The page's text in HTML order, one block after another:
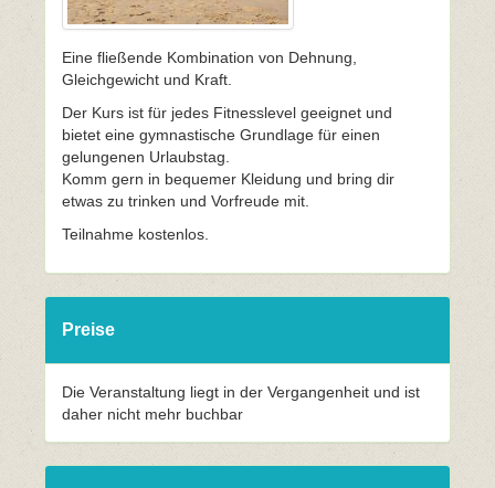
Eine fließende Kombination von Dehnung,
Gleichgewicht und Kraft.
Der Kurs ist für jedes Fitnesslevel geeignet und
bietet eine gymnastische Grundlage für einen
gelungenen Urlaubstag.
Komm gern in bequemer Kleidung und bring dir
etwas zu trinken und Vorfreude mit.
Teilnahme kostenlos.
Preise
Die Veranstaltung liegt in der Vergangenheit und ist
daher nicht mehr buchbar